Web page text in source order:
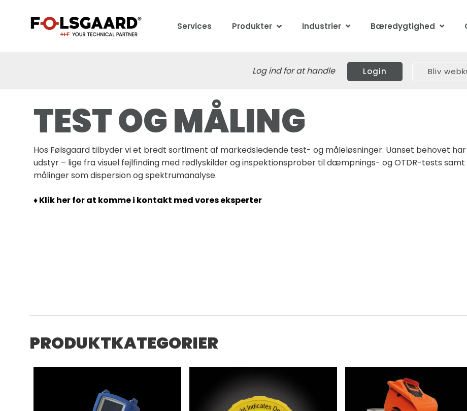
Services Produkter Industrier Bæredygtighed
Log ind for at handle Login Bliv
TEST OG MÅLING
Hos Følsgaard tilbyder vi et bredt sortiment af markedsledende test- og måleløsninger. Uanset behovet
udstyr – lige fra visuel fejlfinding med rødlyskilder og inspektionsprober til dæmpnings- og OTDR-tests
målinger som dispersion og spektrumanalyse.
♦ Klik her for at komme i kontakt med vores eksperter
PRODUKTKATEGORIER